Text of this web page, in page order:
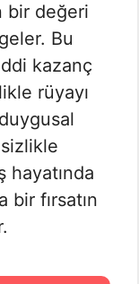
bir değeri
Bu
kazanç
rüyayı
hayatında
fırsatın